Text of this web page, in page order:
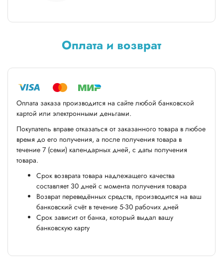
Оплата и возврат
Оплата заказа производится на сайте любой банковской
картой или электронными деньгами.
Покупатель вправе отказаться от заказанного товара в любое
время до его получения, а после получения товара в
течение 7 (семи) календарных дней, с даты получения
товара.
Срок возврата товара надлежащего качества
составляет 30 дней с момента получения товара
Возврат переведённых средств, производится на ваш
банковский счёт в течение 5-30 рабочих дней
Срок зависит от банка, который выдал вашу
банковскую карту